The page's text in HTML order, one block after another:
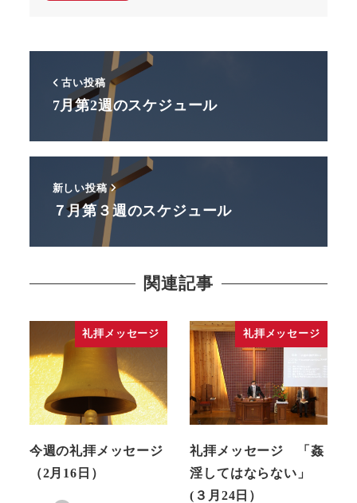
古い投稿
7月第2週のスケジュール
新しい投稿
７月第３週のスケジュール
関連記事
礼拝メッセージ
今週の礼拝メッセージ
（2月16日）
礼拝メッセージ
礼拝メッセージ 「姦
淫してはならない」
(３月24日）